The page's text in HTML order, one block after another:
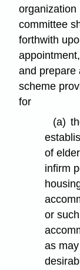
organization
committee
forthwith
and prepare
scheme
for
(a)
of
infirm
or
as